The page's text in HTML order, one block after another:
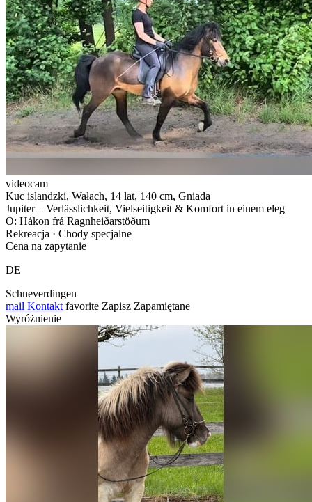
videocam
Kuc islandzki, Wałach, 14 lat, 140 cm, Gniada
Jupiter – Verlässlichkeit, Vielseitigkeit & Komfort in einem eleg
O: Hákon frá Ragnheiðarstöðum
Rekreacja · Chody specjalne
Cena na zapytanie
DE
Schneverdingen
mail Kontakt favorite Zapisz Zapamiętane
Wyróżnienie